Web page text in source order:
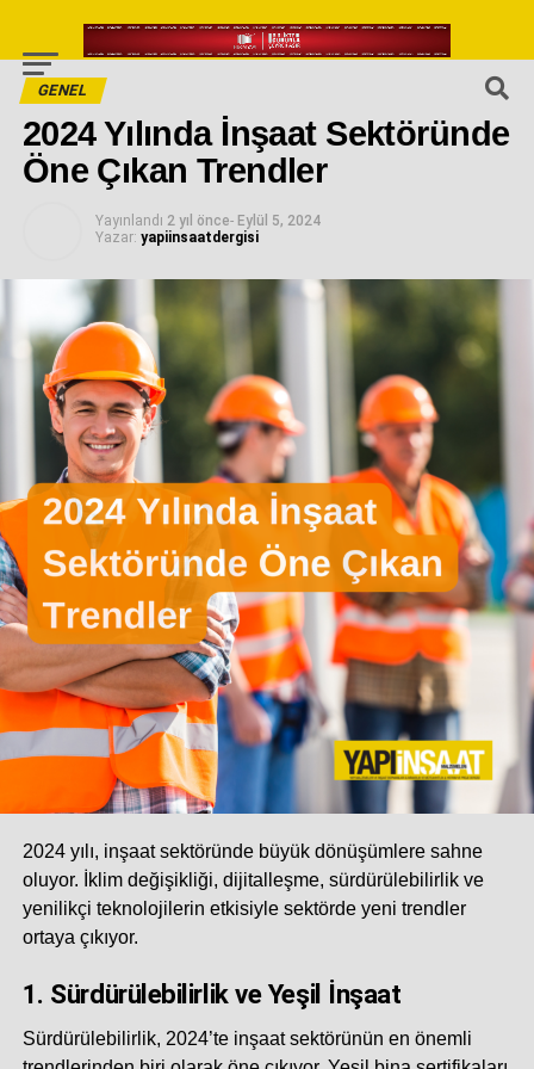
GENEL
2024 Yılında İnşaat Sektöründe
Öne Çıkan Trendler
Yayınlandı 2 yıl önce- Eylül 5, 2024
Yazar: yapiinsaatdergisi
2024 yılı, inşaat sektöründe büyük dönüşümlere sahne
oluyor. İklim değişikliği, dijitalleşme, sürdürülebilirlik ve
yenilikçi teknolojilerin etkisiyle sektörde yeni trendler
ortaya çıkıyor.
1. Sürdürülebilirlik ve Yeşil İnşaat
Sürdürülebilirlik, 2024’te inşaat sektörünün en önemli